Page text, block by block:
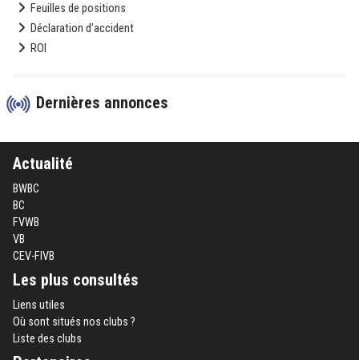
Feuilles de positions
Déclaration d’accident
ROI
Dernières annonces
Actualité
BWBC
BC
FVWB
VB
CEV-FIVB
Les plus consultés
Liens utiles
Où sont situés nos clubs ?
Liste des clubs